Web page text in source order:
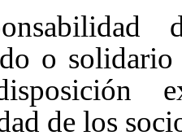
o
de los